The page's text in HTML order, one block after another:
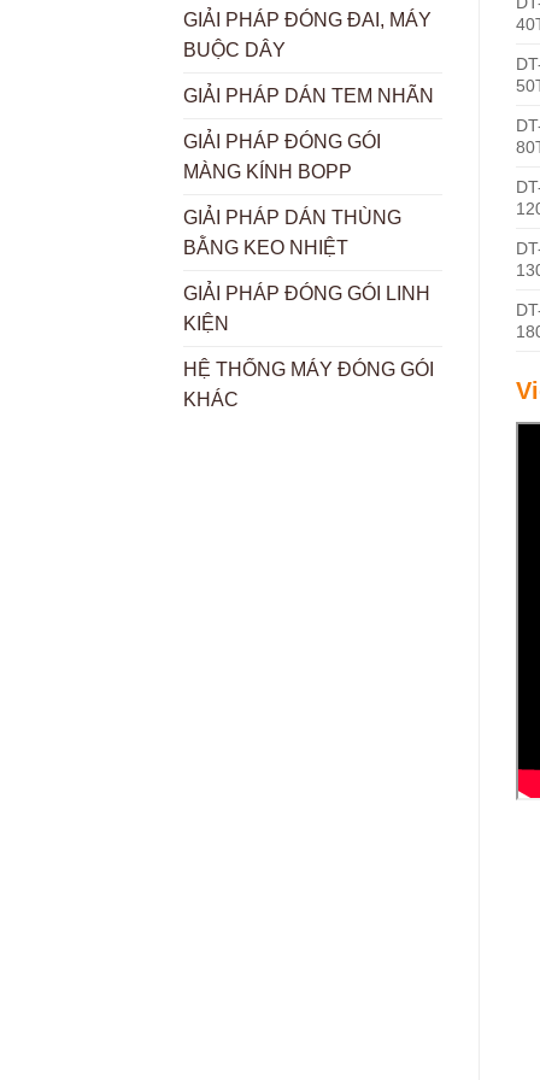
GIẢI PHÁP ĐÓNG ĐAI, MÁY
BUỘC DÂY
GIẢI PHÁP DÁN TEM NHÃN
GIẢI PHÁP ĐÓNG GÓI
MÀNG KÍNH BOPP
GIẢI PHÁP DÁN THÙNG
BẰNG KEO NHIỆT
GIẢI PHÁP ĐÓNG GÓI LINH
KIỆN
HỆ THỐNG MÁY ĐÓNG GÓI
KHÁC